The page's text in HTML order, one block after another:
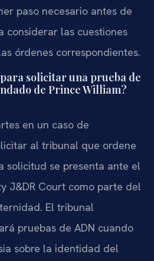
paso necesario antes de
considerar las cuestiones
órdenes correspondientes.
solicitar una prueba de
de Prince William?
en un caso de
al tribunal que ordene
solicitud se presenta ante el
J&DR Court como parte del
El tribunal
pruebas de ADN cuando
sobre la identidad del